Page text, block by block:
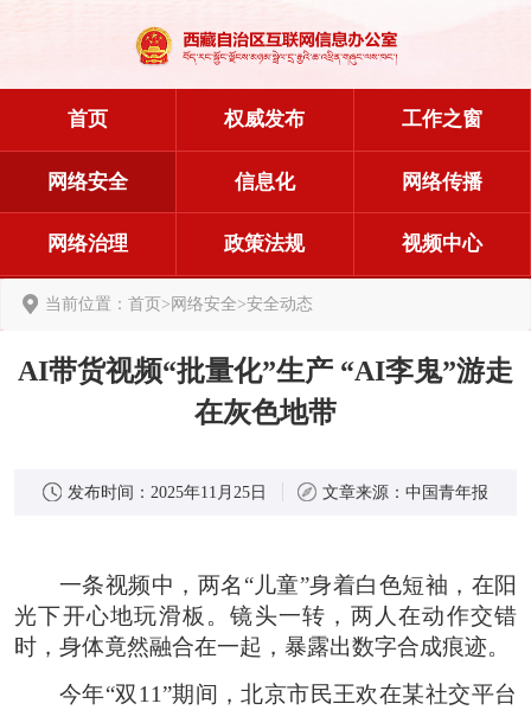
首页 权威发布 工作之窗
网络安全 信息化 网络传播
网络治理 政策法规 视频中心
当前位置： 首页>网络安全>安全动态
AI带货视频“批量化”生产 “AI李鬼”游走
在灰色地带
发布时间： 2025年11月25日 文章来源： 中国青年报
一条视频中，两名“儿童”身着白色短袖，在阳
光下开心地玩滑板。镜头一转，两人在动作交错
时，身体竟然融合在一起，暴露出数字合成痕迹。
今年“双11”期间，北京市民王欢在某社交平台